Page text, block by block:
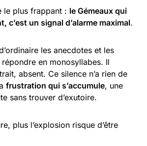
le plus frappant : le Gémeaux qui
c’est un signal d’alarme maximal.
les anecdotes et les
en monosyllabes. Il
absent. Ce silence n’a rien de
frustration qui s’accumule, une
sans trouver d’exutoire.
plus l’explosion risque d’être